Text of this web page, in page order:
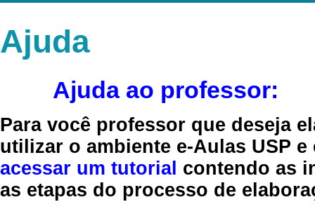
Ajuda
Ajuda ao professor:
Para você professor que deseja
utilizar o ambiente e-Aulas USP
acessar um tutorial contendo as
as etapas do processo de